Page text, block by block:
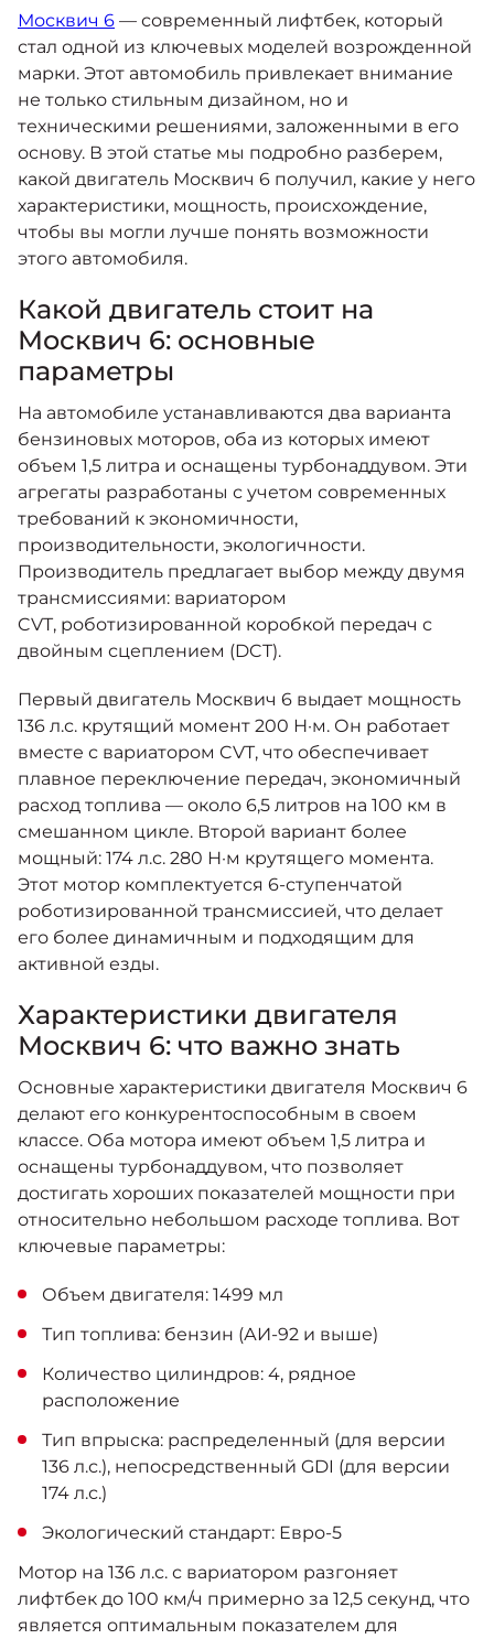
Яркий динамичный седан
от 2 237 000 ₽*
Москвич 3 с ручным
управлением (РУ)
Кроссовер, создающий равные
возможности
Москвич 8
Практичный семиместный
Кредитные программы
Спецпредложения
Калькулятор трейд-ин
Страховые программы
Помощь на дорогах
Моторное масло
СЕРВИСНЫЕ АКЦИИ
КОНТАКТЫ
Москвич 6 — современный лифтбек, который
стал одной из ключевых моделей возрожденной
марки. Этот автомобиль привлекает внимание
не только стильным дизайном, но и
техническими решениями, заложенными в его
основу. В этой статье мы подробно разберем,
какой двигатель Москвич 6 получил, какие у него
характеристики, мощность, происхождение,
чтобы вы могли лучше понять возможности
этого автомобиля.
Какой двигатель стоит на
Москвич 6: основные
параметры
На автомобиле устанавливаются два варианта
бензиновых моторов, оба из которых имеют
объем 1,5 литра и оснащены турбонаддувом. Эти
агрегаты разработаны с учетом современных
требований к экономичности,
производительности, экологичности.
Производитель предлагает выбор между двумя
трансмиссиями: вариатором
CVT, роботизированной коробкой передач с
двойным сцеплением (DCT).
Первый двигатель Москвич 6 выдает мощность
136 л.с. крутящий момент 200 Н·м. Он работает
вместе с вариатором CVT, что обеспечивает
плавное переключение передач, экономичный
расход топлива — около 6,5 литров на 100 км в
смешанном цикле. Второй вариант более
мощный: 174 л.с. 280 Н·м крутящего момента.
Этот мотор комплектуется 6-ступенчатой
роботизированной трансмиссией, что делает
его более динамичным и подходящим для
активной езды.
Характеристики двигателя
Москвич 6: что важно знать
Основные характеристики двигателя Москвич 6
делают его конкурентоспособным в своем
классе. Оба мотора имеют объем 1,5 литра и
оснащены турбонаддувом, что позволяет
достигать хороших показателей мощности при
относительно небольшом расходе топлива. Вот
ключевые параметры:
Объем двигателя: 1499 мл
Тип топлива: бензин (АИ-92 и выше)
Количество цилиндров: 4, рядное
расположение
Тип впрыска: распределенный (для версии
136 л.с.), непосредственный GDI (для версии
174 л.с.)
Экологический стандарт: Евро-5
Мотор на 136 л.с. с вариатором разгоняет
лифтбек до 100 км/ч примерно за 12,5 секунд, что
является оптимальным показателем для